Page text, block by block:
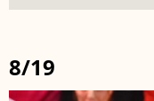
8/19